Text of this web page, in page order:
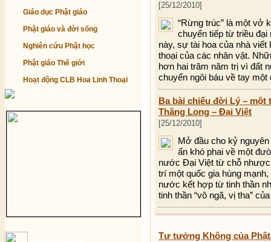
Giáo dục Phật giáo
Phật giáo và đời sống
Nghiên cứu Phật học
Phật giáo Thế giới
Hoạt động CLB Hoa Linh Thoại
[25/12/2010]
“Rừng trúc” là một vở
chuyển tiếp từ triều đại
này, sự tài hoa của nhà
thoại của các nhân vật.
hơn hai trăm năm trị vì đất
chuyển ngôi báu về tay
Ba bài chiếu đời Lý – một
Thăng Long – Đại Việt
[25/12/2010]
Mở đầu cho kỷ
ấn khó phai về một
nước Đại Việt từ chỗ nhược
trí một quốc gia hùng
nước kết hợp từ tinh thần
tinh thần “vô ngã, vị tha”
Tư tưởng Không của